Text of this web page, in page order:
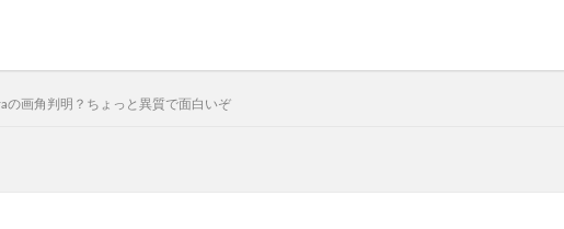
の画角判明？ちょっと異質で面白いぞ